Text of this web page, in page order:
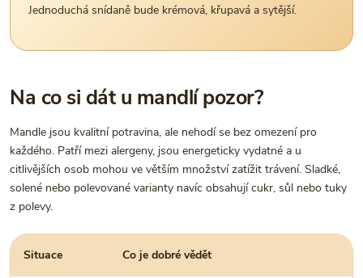
Jednoduchá snídaně bude krémová, křupavá a sytější.
Na co si dát u mandlí pozor?
Mandle jsou kvalitní potravina, ale nehodí se bez omezení pro
každého. Patří mezi alergeny, jsou energeticky vydatné a u
citlivějších osob mohou ve větším množství zatížit trávení. Sladké,
solené nebo polevované varianty navíc obsahují cukr, sůl nebo tuky
z polevy.
Situace Co je dobré vědět